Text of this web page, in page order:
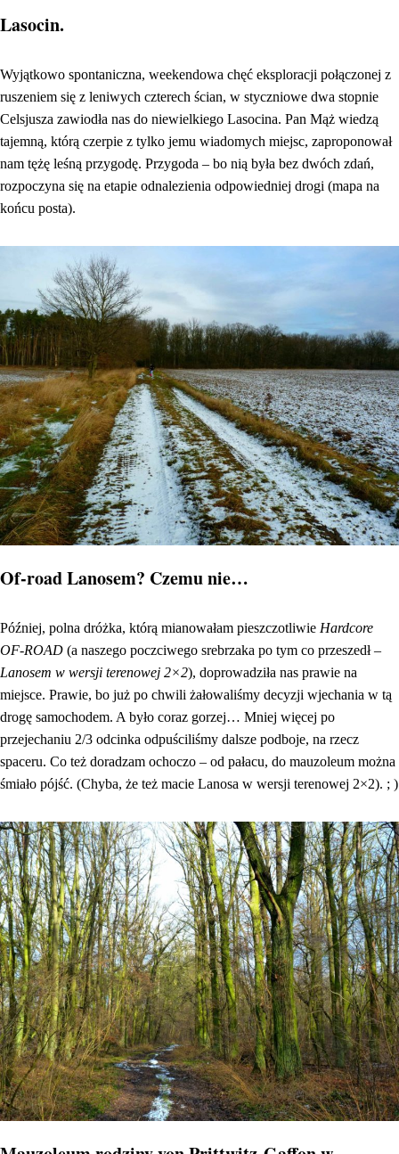
Lasocin.
Wyjątkowo spontaniczna, weekendowa chęć eksploracji połączonej z
ruszeniem się z leniwych czterech ścian, w styczniowe dwa stopnie
Celsjusza zawiodła nas do niewielkiego Lasocina. Pan Mąż wiedzą
tajemną, którą czerpie z tylko jemu wiadomych miejsc, zaproponował
nam tężę leśną przygodę. Przygoda – bo nią była bez dwóch zdań,
rozpoczyna się na etapie odnalezienia odpowiedniej drogi (mapa na
końcu posta).
Of-road Lanosem? Czemu nie…
Później, polna dróżka, którą mianowałam pieszczotliwie Hardcore
OF-ROAD (a naszego poczciwego srebrzaka po tym co przeszedł –
Lanosem w wersji terenowej 2×2), doprowadziła nas prawie na
miejsce. Prawie, bo już po chwili żałowaliśmy decyzji wjechania w tą
drogę samochodem. A było coraz gorzej… Mniej więcej po
przejechaniu 2/3 odcinka odpuściliśmy dalsze podboje, na rzecz
spaceru. Co też doradzam ochoczo – od pałacu, do mauzoleum można
śmiało pójść. (Chyba, że też macie Lanosa w wersji terenowej 2×2). ; )